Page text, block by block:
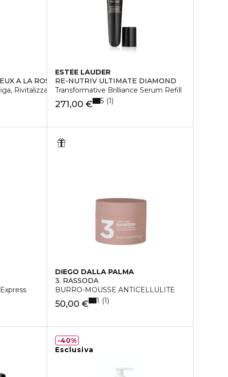
À LA ROSE NOIRE
Rivitalizza, Illumina
ESTÉE LAUDER
RE-NUTRIV ULTIMATE DIAMOND
Transformative Brilliance Serum Refill
271,00 € 5 1
DIEGO DALLA PALMA
3. RASSODA
BURRO-MOUSSE ANTICELLULITE
50,00 € 1 1
Esclusiva
40%